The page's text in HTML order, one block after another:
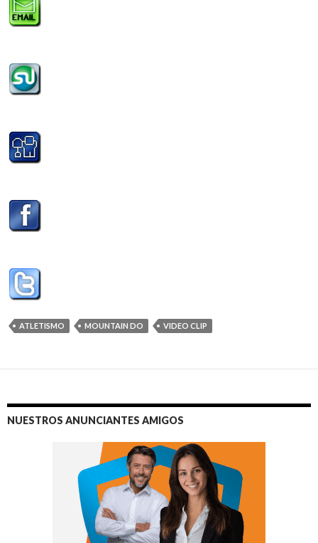
ATLETISMO MOUNTAIN DO VIDEO CLIP
NUESTROS ANUNCIANTES AMIGOS